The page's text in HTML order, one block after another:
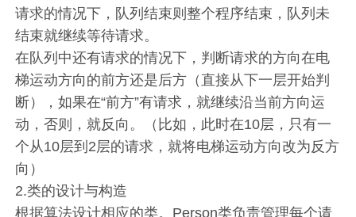
请求的情况下，队列结束则整个程序结束，队列未
结束就继续等待请求。
在队列中还有请求的情况下，判断请求的方向在电
梯运动方向的前方还是后方（直接从下一层开始判
断），如果在“前方”有请求，就继续沿当前方向运
动，否则，就反向。（比如，此时在10层，只有一
个从10层到2层的请求，就将电梯运动方向改为反方
向）
2.类的设计与构造
根据算法设计相应的类。Person类负责管理每个请